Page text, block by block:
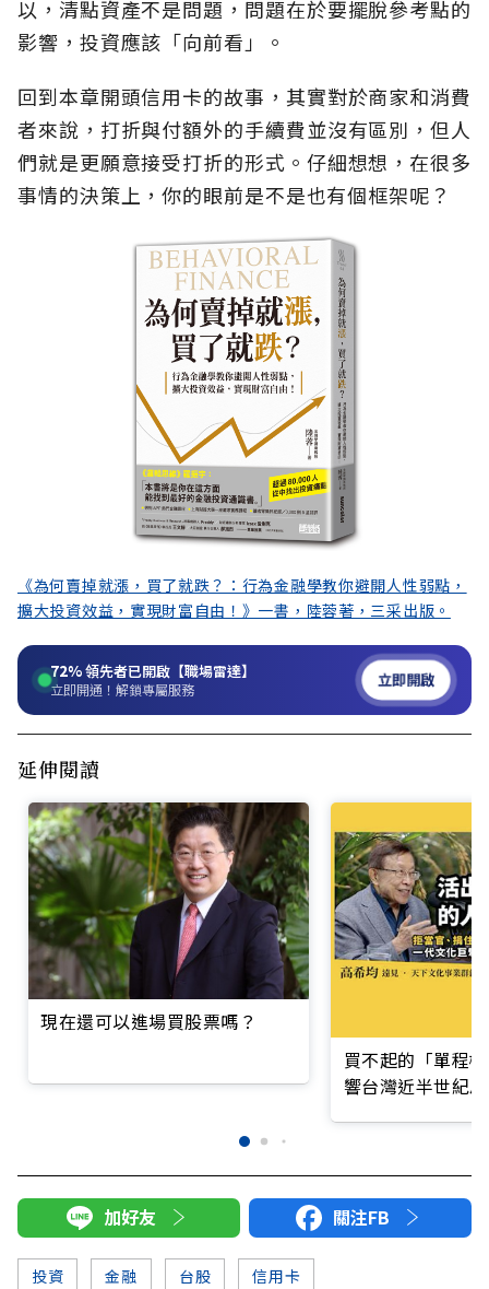
以，清點資產不是問題，問題在於要擺脫參考點的
影響，投資應該「向前看」。
回到本章開頭信用卡的故事，其實對於商家和消費
者來說，打折與付額外的手續費並沒有區別，但人
們就是更願意接受打折的形式。仔細想想，在很多
事情的決策上，你的眼前是不是也有個框架呢？
《為何賣掉就漲，買了就跌？：行為金融學教你避開人性弱點，
擴大投資效益，實現財富自由！》一書，陸蓉著，三采出版。
72%領先者已開啟【職場雷達】
立即開通！解鎖專屬服務 立即開啟
延伸閱讀
現在還可以進場買股票嗎？
買不起的「單程
響台灣近半世紀
加好友 關注FB
投資 金融 台股 信用卡